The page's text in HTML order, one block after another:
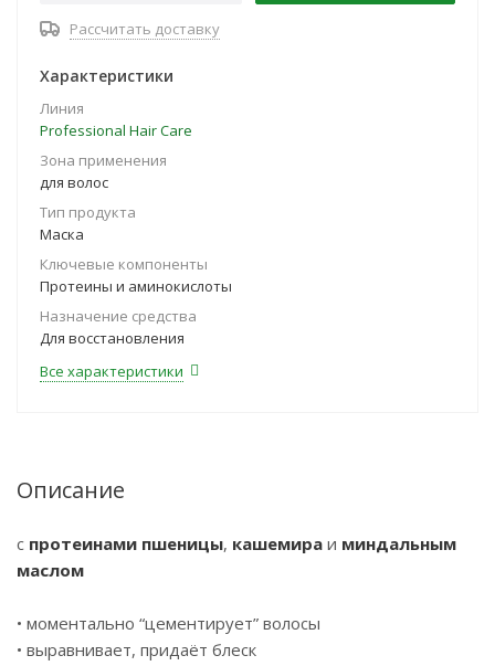
Рассчитать доставку
Характеристики
Линия
Professional Hair Care
Зона применения
для волос
Тип продукта
Маска
Ключевые компоненты
Протеины и аминокислоты
Назначение средства
Для восстановления
Все характеристики
Описание
с протеинами пшеницы, кашемира и миндальным
маслом
• моментально “цементирует” волосы
• выравнивает, придаёт блеск